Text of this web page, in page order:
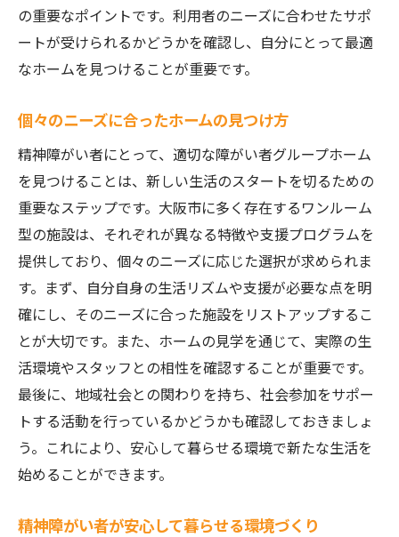
の重要なポイントです。利用者のニーズに合わせたサポ
ートが受けられるかどうかを確認し、自分にとって最適
なホームを見つけることが重要です。
個々のニーズに合ったホームの見つけ方
精神障がい者にとって、適切な障がい者グループホーム
を見つけることは、新しい生活のスタートを切るための
重要なステップです。大阪市に多く存在するワンルーム
型の施設は、それぞれが異なる特徴や支援プログラムを
提供しており、個々のニーズに応じた選択が求められま
す。まず、自分自身の生活リズムや支援が必要な点を明
確にし、そのニーズに合った施設をリストアップするこ
とが大切です。また、ホームの見学を通じて、実際の生
活環境やスタッフとの相性を確認することが重要です。
最後に、地域社会との関わりを持ち、社会参加をサポー
トする活動を行っているかどうかも確認しておきましょ
う。これにより、安心して暮らせる環境で新たな生活を
始めることができます。
精神障がい者が安心して暮らせる環境づくり